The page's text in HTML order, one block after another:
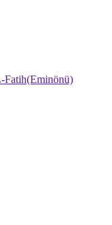
Fatih(Eminönü)